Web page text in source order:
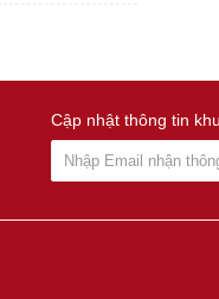
Cập nhật thông tin